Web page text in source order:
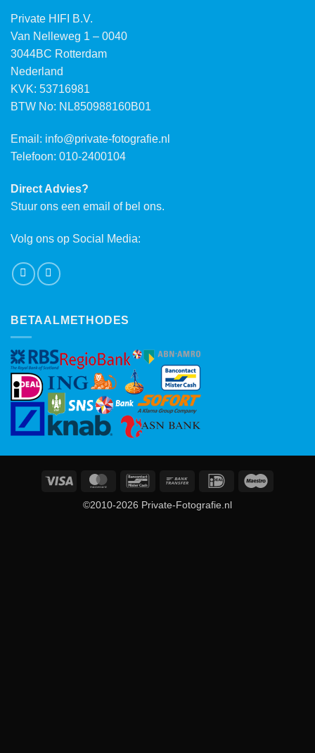
Private HIFI B.V.
Van Nelleweg 1 – 0040
3044BC Rotterdam
Nederland
KVK: 53716981
BTW No: NL850988160B01
Email: info@private-fotografie.nl
Telefoon: 010-2400104
Direct Advies?
Stuur ons een email of bel ons.
Volg ons op Social Media:
BETAALMETHODES
Visa MasterCardBancontactBank
IDeal
©2010-2026 Private-Fotografie.nl